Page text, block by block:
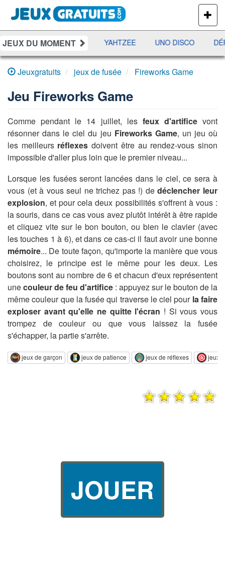
PLUS
DE
JEUX
JEUX DU MOMENT
RAMI JETX YAHTZEE UNO DISCO
Jeuxgratuits jeux de fusée Fireworks Game
Jeu Fireworks Game
Comme pendant le 14 juillet, les feux d'artificevont
résonner dans le ciel du jeu Fireworks Game, un jeu où
les meilleurs réflexes doivent être au rendez-vous sinon
impossible d'aller plus loin que le premier niveau...
Lorsque les fusées seront lancées dans le ciel, ce sera à
vous (et à vous seul ne trichez pas !) dedéclencher leur
explosion, et pour cela deux possibilités s'offrent à vous :
la souris, dans ce cas vous avez plutôt intérêt à être rapide
et cliquez vite sur le bon bouton, ou bien le clavier (avec
les touches 1 à 6), et dans ce cas-ci il faut avoir une bonne
mémoire... De toute façon, qu'importe la manière que vous
choisirez, le principe est le même pour les deux. Les
boutons sont au nombre de 6 et chacun d'eux représentent
unecouleur de feu d'artifice : appuyez sur le bouton de la
même couleur que la fusée qui traverse le ciel pour la faire
exploser avant qu'elle ne quitte l'écran ! Si vous vous
trompez de couleur ou que vous laissez la fusée
s'échapper, la partie s'arrête.
jeux de garçon jeux de patience jeux de réflexes jeux
JOUER